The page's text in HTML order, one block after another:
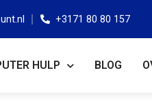
+3171 80 80 157
HULP BLOG